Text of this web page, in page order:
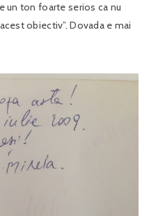
un ton foarte serios ca nu
obiectiv”. Dovada e mai